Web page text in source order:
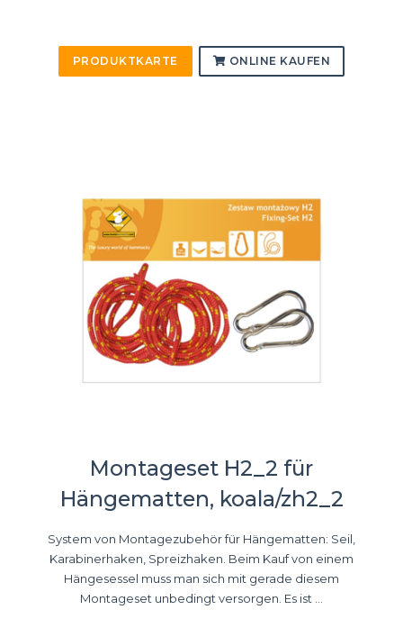
PRODUKTKARTE ONLINE KAUFEN
Montageset H2_2 für
Hängematten, koala/zh2_2
System von Montagezubehör für Hängematten: Seil,
Karabinerhaken, Spreizhaken. Beim Kauf von einem
Hängesessel muss man sich mit gerade diesem
Montageset unbedingt versorgen. Es ist ...